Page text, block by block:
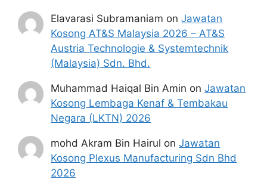
kemaskini maklumat anda yang telah
didaftarkan.
Pentadbiran MQA tidak akan
bertanggungjawab atau menanggung
urusan temu duga
Permohonan yang tidak menerima
sebarang jawapan selepas
tarikh iklan ditutup hendaklah
menganggap permohonan mereka tidak
berjaya.
Elavarasi Subramaniam onJawatan
Kosong AT&S Malaysia 2026 – AT&S
Austria Technologie & Systemtechnik
(Malaysia) Sdn. Bhd.
Muhammad Haiqal Bin Amin onJawatan
Kosong Lembaga Kenaf & Tembakau
Negara (LKTN) 2026
mohd Akram Bin Hairul onJawatan
Kosong Plexus Manufacturing Sdn Bhd
2026